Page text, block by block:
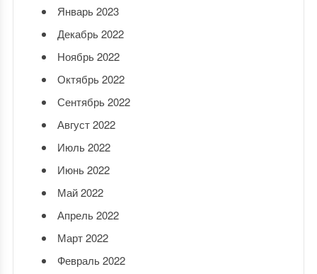
Январь 2023
Декабрь 2022
Ноябрь 2022
Октябрь 2022
Сентябрь 2022
Август 2022
Июль 2022
Июнь 2022
Май 2022
Апрель 2022
Март 2022
Февраль 2022